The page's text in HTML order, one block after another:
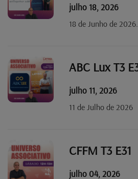
julho 18, 2026
18 de Junho de 2026.
ABC Lux T3
julho 11, 2026
11 de Julho de 2026
CFFM T3 E31
julho 04, 2026